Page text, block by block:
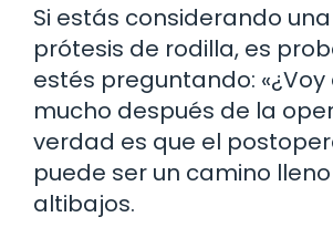
Si estás considerando
prótesis de rodilla, es
estés preguntando: «¿Voy
mucho después de la
verdad es que el
puede ser un camino
altibajos.